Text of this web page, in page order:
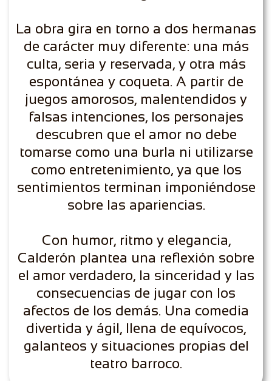
La obra gira en torno a dos hermanas
de carácter muy diferente: una más
culta, seria y reservada, y otra más
espontánea y coqueta. A partir de
juegos amorosos, malentendidos y
falsas intenciones, los personajes
descubren que el amor no debe
tomarse como una burla ni utilizarse
como entretenimiento, ya que los
sentimientos terminan imponiéndose
sobre las apariencias.
Con humor, ritmo y elegancia,
Calderón plantea una reflexión sobre
el amor verdadero, la sinceridad y las
consecuencias de jugar con los
afectos de los demás. Una comedia
divertida y ágil, llena de equívocos,
galanteos y situaciones propias del
teatro barroco.